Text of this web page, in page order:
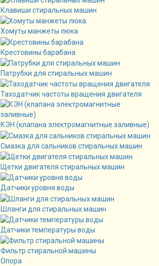
Клавиши стиральных машин
Хомуты манжеты люка
Крестовины барабана
Патрубки для стиральных машин
Таходатчик частоты вращения двигателя
КЭН (клапана электромагнитные заливные)
Смазка для сальников стиральных машин
Щетки двигателя стиральных машин
Датчики уровня воды
Шланги для стиральных машин
Датчики температуры воды
Фильтр стиральной машины
Опора